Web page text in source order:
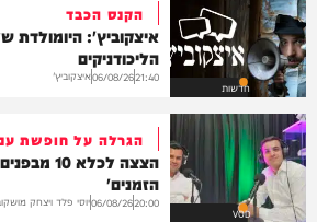
חדשות
הקנס הכבד
איצקוביץ': היומולדת
הליכודניקים
21:40
06/08/26איצקוביץ'
VOD
הגרלה על חופשת
הצצה
הזמנים'
20:00
06/08/26יוסי פלד ויצחק